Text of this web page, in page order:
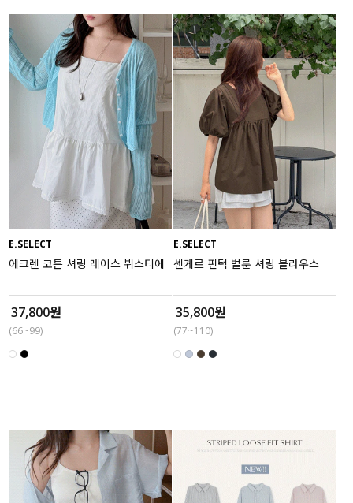
E.SELECT
에크렌 코튼 셔링 레이스 뷔스티에
37,800원
(66~99)
E.SELECT
센케르 핀턱 벌룬 셔링 블라우스
35,800원
(77~110)